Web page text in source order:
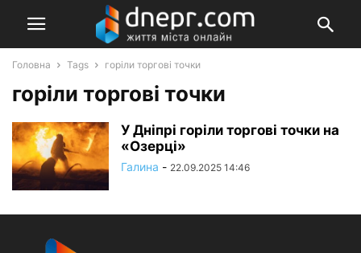
Головна Tags горіли торгові точки
горіли торгові точки
У Дніпрі горіли торгові точки на
«Озерці»
Галина - 22.09.2025 14:46